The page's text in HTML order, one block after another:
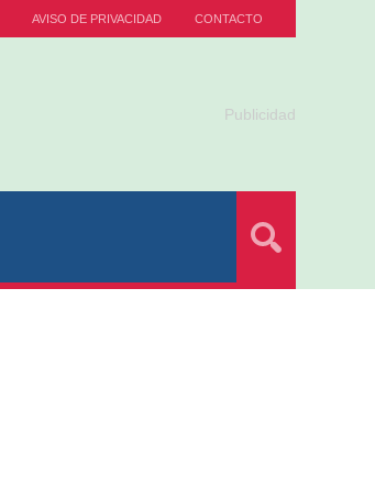
AVISO DE PRIVACIDAD CONTACTO
Publicidad